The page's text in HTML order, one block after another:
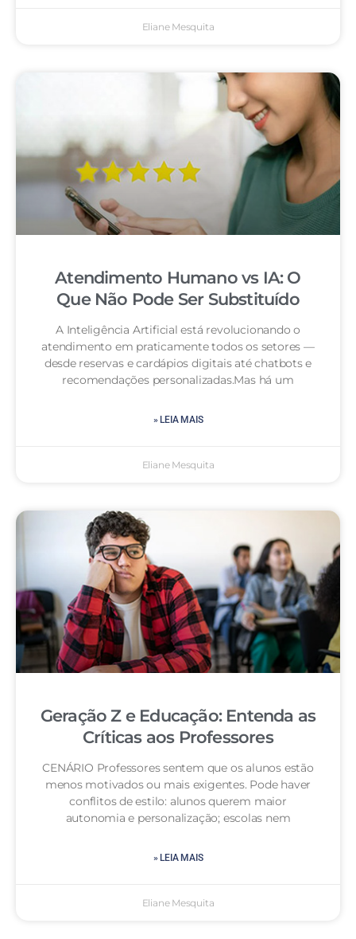
Eliane Mesquita
Atendimento Humano vs IA: O
Que Não Pode Ser Substituído
A Inteligência Artificial está revolucionando o
atendimento em praticamente todos os setores —
desde reservas e cardápios digitais até chatbots e
recomendações personalizadas.Mas há um
» LEIA MAIS
Eliane Mesquita
Geração Z e Educação: Entenda as
Críticas aos Professores
CENÁRIO Professores sentem que os alunos estão
menos motivados ou mais exigentes. Pode haver
conflitos de estilo: alunos querem maior
autonomia e personalização; escolas nem
» LEIA MAIS
Eliane Mesquita